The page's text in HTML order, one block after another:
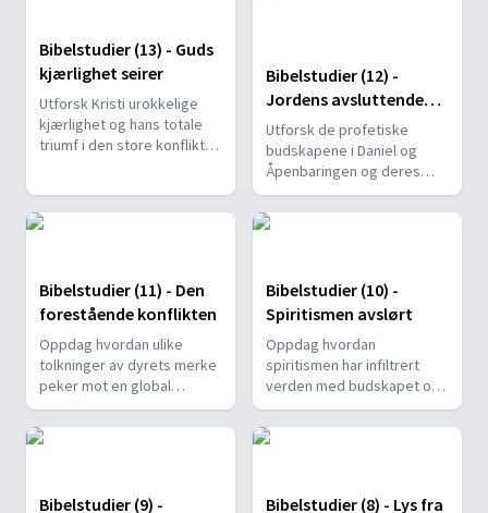
Bibelstudier (13) - Guds
kjærlighet seirer
Utforsk Kristi urokkelige
kjærlighet og hans totale
triumf i den store konflikten
all evighet.
Bibelstudier (12) -
Jordens avsluttende
begivenheter
Utforsk de profetiske
budskapene i Daniel og
Åpenbaringen og deres
betydning for endetidens
folk. Oppdag hvordan Kristi
liv, død, oppstandelse og
sikre vår endelige frelse.
Bibelstudier (11) - Den
forestående konflikten
Oppdag hvordan ulike
tolkninger av dyrets merke
peker mot en global
konflikt om gudsdyrkelse,
med sabbaten som et
sentralt punkt.
Bibelstudier (10) -
Spiritismen avslørt
Oppdag hvordan
spiritismen har infiltrert
verden med budskapet om
at livet fortsetter etter
døden, og hvordan dette er
et av Satans mest effektive
Bibelstudier (9) -
Bibelstudier (8) - Lys fra